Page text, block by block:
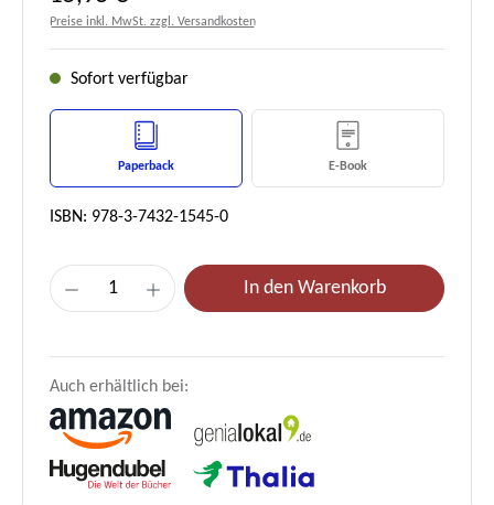
Preise inkl. MwSt. zzgl. Versandkosten
Sofort verfügbar
Paperback E-Book
ISBN: 978-3-7432-1545-0
Produkt Anzahl: Gib den gewünschten
In den Warenkorb
Auch erhältlich bei: